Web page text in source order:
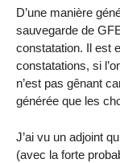
D’une manière
sauvegarde de
constatation. Il est
constatations, si
n’est pas gênant
générée que les
J’ai vu un adjoint
(avec la forte